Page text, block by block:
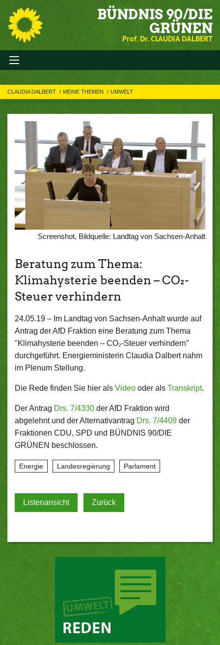
BÜNDNIS 90/DIE
GRÜNEN
Prof. Dr. CLAUDIA DALBERT
CLAUDIA DALBERT MEINE THEMEN UMWELT
Screenshot, Bildquelle: Landtag von Sachsen-Anhalt
Beratung zum Thema:
Klimahysterie beenden – CO₂-
Steuer verhindern
24.05.19 – Im Landtag von Sachsen-Anhalt wurde auf
Antrag der AfD Fraktion eine Beratung zum Thema
"Klimahysterie beenden – CO₂-Steuer verhindern"
durchgeführt. Energieministerin Claudia Dalbert nahm
im Plenum Stellung.
Die Rede finden Sie hier als Video oder als Transkript.
Der Antrag Drs. 7/4330 der AfD Fraktion wird
abgelehnt und der Alternativantrag Drs. 7/4409 der
Fraktionen CDU, SPD und BÜNDNIS 90/DIE
GRÜNEN beschlossen.
Energie Landesregierung Parlament
Listenansicht Zurück